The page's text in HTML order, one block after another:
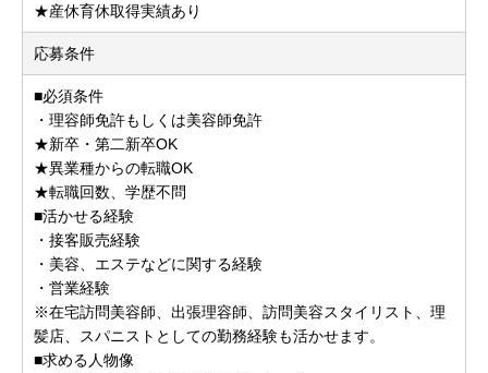
★産休育休取得実績あり
応募条件
■必須条件
・理容師免許もしくは美容師免許
★新卒・第二新卒OK
★異業種からの転職OK
★転職回数、学歴不問
■活かせる経験
・接客販売経験
・美容、エステなどに関する経験
・営業経験
※在宅訪問美容師、出張理容師、訪問美容スタイリスト、理
髪店、スパニストとしての勤務経験も活かせます。
■求める人物像